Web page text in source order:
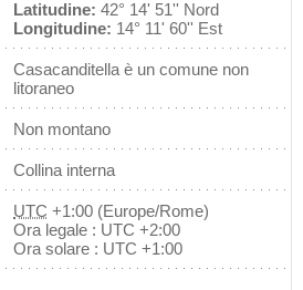
Latitudine: 42° 14' 51'' Nord
Longitudine: 14° 11' 60'' Est
Casacanditella è un comune non
litoraneo
Non montano
Collina interna
UTC +1:00 (Europe/Rome)
Ora legale : UTC +2:00
Ora solare : UTC +1:00